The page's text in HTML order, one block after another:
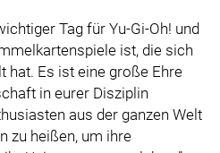
Tag für Yu-Gi-Oh! und
ist, die sich
hat. Es ist eine große Ehre
in eurer Disziplin
aus der ganzen Welt
zu heißen, um ihre